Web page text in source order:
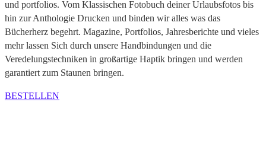
und portfolios. Vom Klassischen Fotobuch deiner Urlaubsfotos bis
hin zur Anthologie Drucken und binden wir alles was das
Bücherherz begehrt. Magazine, Portfolios, Jahresberichte und vieles
mehr lassen Sich durch unsere Handbindungen und die
Veredelungstechniken in großartige Haptik bringen und werden
garantiert zum Staunen bringen.
BESTELLEN